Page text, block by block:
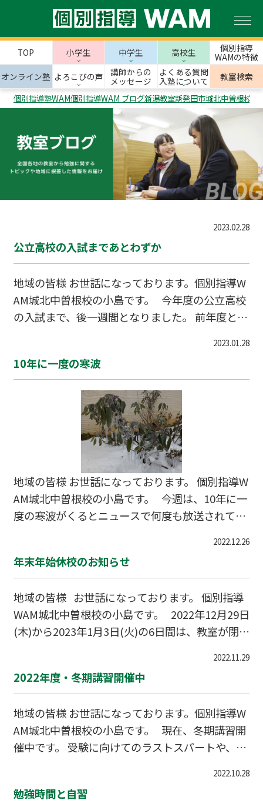
TOP 小学生 中学生 高校生
個別指導
WAMの特徴
オンライン塾 よろこびの声
講師からの
メッセージ
よくある質問
入塾について
教室検索
個別指導塾WAM個別指導WAM ブログ新潟教室新発田市城北中曽根校
2023.02.28
公立高校の入試まであとわずか
地域の皆様 お世話になっております。個別指導W
AM城北中曽根校の小島です。 今年度の公立高校
の入試まで、後一週間となりました。 前年度と比
新発田南高校普通科の倍率が下がりました。
年々、新発田中央高校の併願が厳しくなってきて
そうです。 中学生の皆さんは、早め早めに勉強
して力を付けておきましょう。
2023.01.28
10年に一度の寒波
地域の皆様 お世話になっております。 個別指導W
AM城北中曽根校の小島です。 今週は、10年に一
度の寒波がくるとニュースで何度も放送されてい
でもないことになりそうだと身構えていたのです
が、結果的に積雪はそれほどでもなく、雪かきを
あまりせずに済んだのでほっとしていました。
その代わり寒さは尋常ではなく、寒波が過ぎる日
の朝は、昨日までとは違う、肌に刺さるような空
気を感じながら目を覚ましました。 雪が降るのも
いやですが、寒いのもいやです。 早く春になって
くれないかと思う今日このごろ。 後何回雪かきを
すれば暖かくなるのでしょう
2022.12.26
年末年始休校のお知らせ
地域の皆様 お世話になっております。 個別指導
WAM城北中曽根校の小島です。 2022年12月29日
(木)から2023年1月3日(火)の6日間は、教室が閉校
2022.11.29
2022年度・冬期講習開催中
地域の皆様 お世話になっております。個別指導W
AM城北中曽根校の小島です。 現在、冬期講習開
催中です。 受験に向けてのラストスパートや、テ
習に関するニーズに対応させていただきます。 オ
トクなキャンペーンも行っております。 お気軽に
2022.10.28
勉強時間と自習